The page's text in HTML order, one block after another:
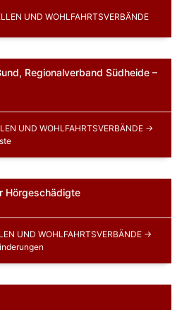
UND WOHLFAHRTSVERBÄNDE
Regionalverband Südheide –
UND WOHLFAHRTSVERBÄNDE ->
Hörgeschädigte
UND WOHLFAHRTSVERBÄNDE ->